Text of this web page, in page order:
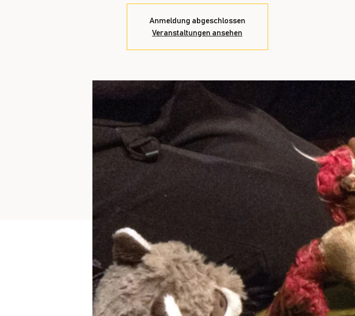
Anmeldung abgeschlossen
Veranstaltungen ansehen